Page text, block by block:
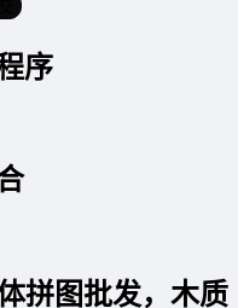
序
拼图批发，木质